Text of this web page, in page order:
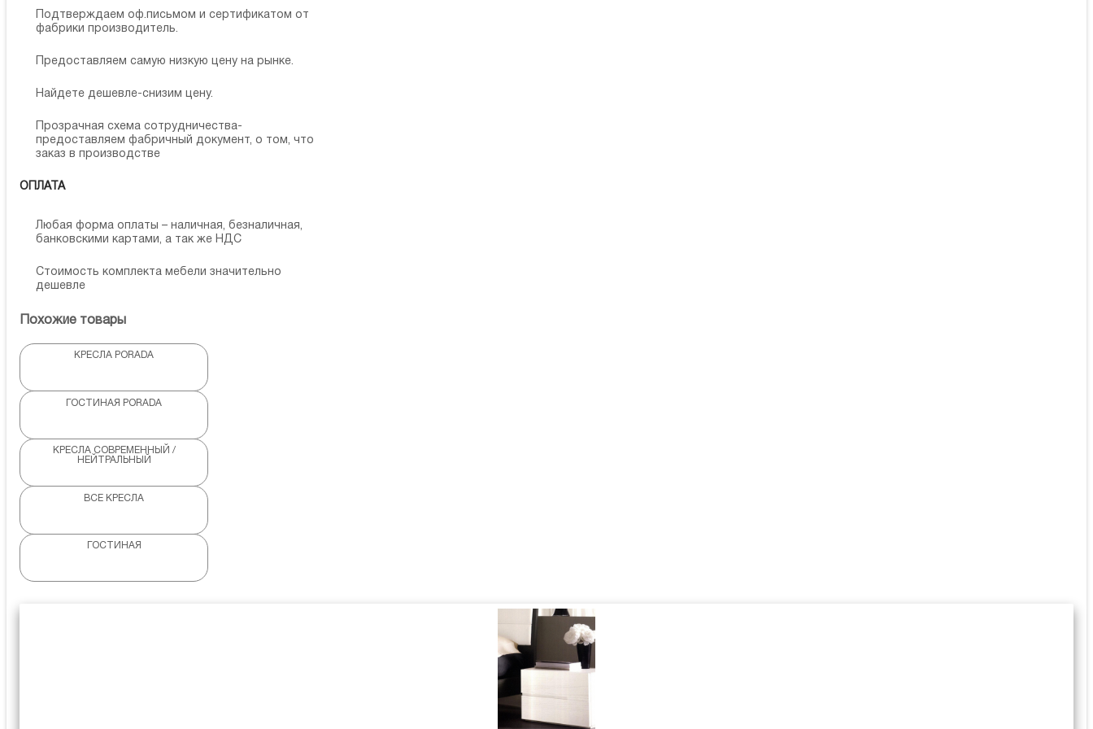
Подтверждаем оф.письмом и сертификатом от
фабрики производитель.
Предоставляем самую низкую цену на рынке.
Найдете дешевле-снизим цену.
Прозрачная схема сотрудничества-
предоставляем фабричный документ, о том, что
заказ в производстве
ОПЛАТА
Любая форма оплаты – наличная, безналичная,
банковскими картами, а так же НДС
Стоимость комплекта мебели значительно
дешевле
Похожие товары
КРЕСЛА PORADA
ГОСТИНАЯ PORADA
КРЕСЛА СОВРЕМЕННЫЙ /
НЕЙТРАЛЬНЫЙ
ВСЕ КРЕСЛА
ГОСТИНАЯ